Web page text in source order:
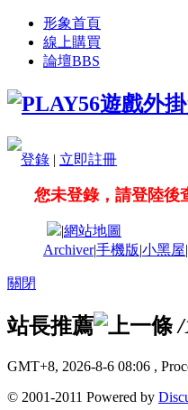
形象首頁
線上購買
論壇BBS
登錄 | 立即註冊
您未登錄，請登陸後
|網站地圖
Archiver|手機版|小黑屋|
關閉
站長推薦 /
GMT+8, 2026-8-6 08:06 ,
© 2001-2011 Powered by